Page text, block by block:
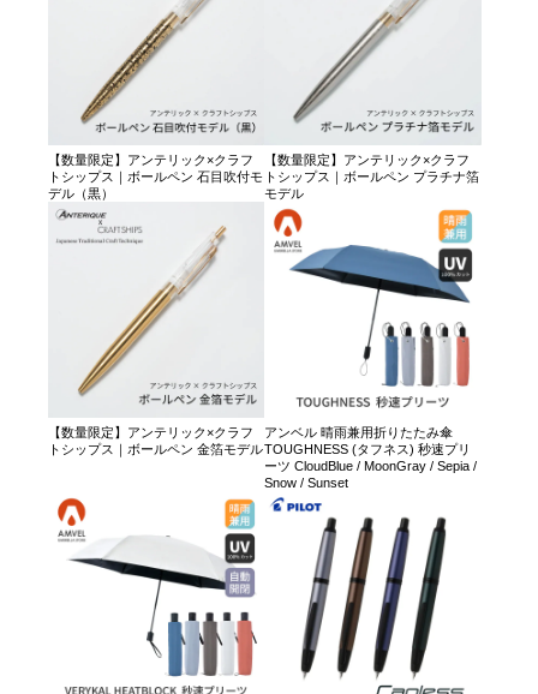
【数量限定】アンテリック×クラフ
トシップス｜ボールペン 石目吹付モ
デル（黒）
【数量限定】アンテリック×クラフ
トシップス｜ボールペン プラチナ箔
モデル
【数量限定】アンテリック×クラフ
トシップス｜ボールペン 金箔モデル
アンベル 晴雨兼用折りたたみ傘
TOUGHNESS (タフネス) 秒速プリ
ーツ CloudBlue / MoonGray / Sepia /
Snow / Sunset